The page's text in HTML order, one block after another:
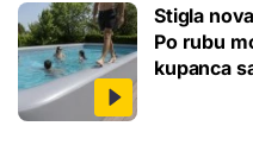
Stigla
Po rubu
kupanca